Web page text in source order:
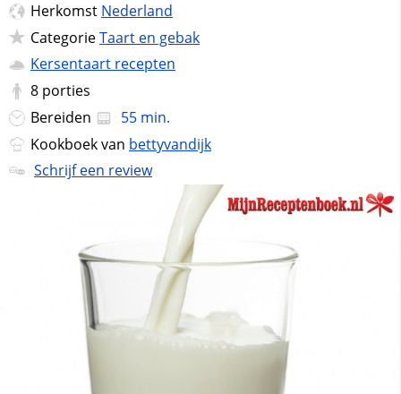
Herkomst Nederland
CategorieTaart en gebak
Kersentaart recepten
8 porties
Bereiden
55 min.
Kookboek van bettyvandijk
Schrijf een review